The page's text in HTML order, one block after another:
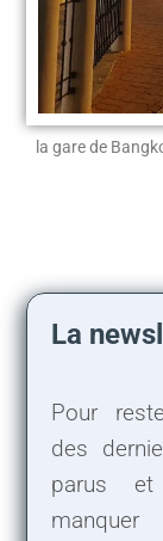
la gare de
La
Pour
des
parus